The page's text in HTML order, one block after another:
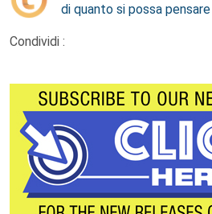
di quanto si possa pensare
Condividi :